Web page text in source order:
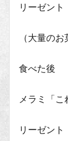
リーゼント
（大量の
食べた後
メラミ「こ
リーゼント